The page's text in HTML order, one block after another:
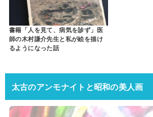
書籍「人を見て、病気を診ず」医
師の木村謙介先生と私が絵を描け
るようになった話
太古のアンモナイトと昭和の美人画